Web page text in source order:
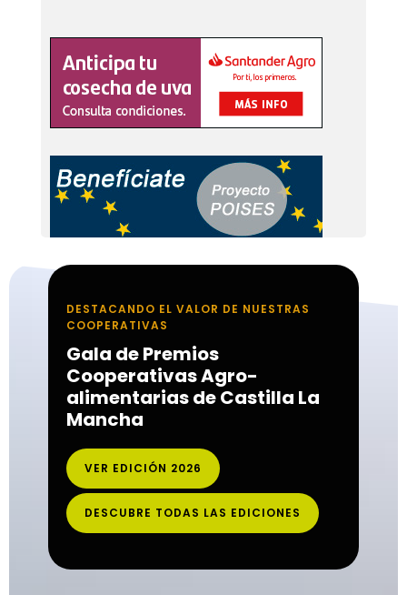
DESTACANDO EL VALOR DE NUESTRAS
COOPERATIVAS
Gala de Premios
Cooperativas Agro-
alimentarias de Castilla La
Mancha
VER EDICIÓN 2026
DESCUBRE TODAS LAS EDICIONES